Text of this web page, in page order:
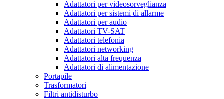
Adattatori per videosorveglianza
Adattatori per sistemi di allarme
Adattatori per audio
Adattatori TV-SAT
Adattatori telefonia
Adattatori networking
Adattatori alta frequenza
Adattatori di alimentazione
Portapile
Trasformatori
Filtri antidisturbo